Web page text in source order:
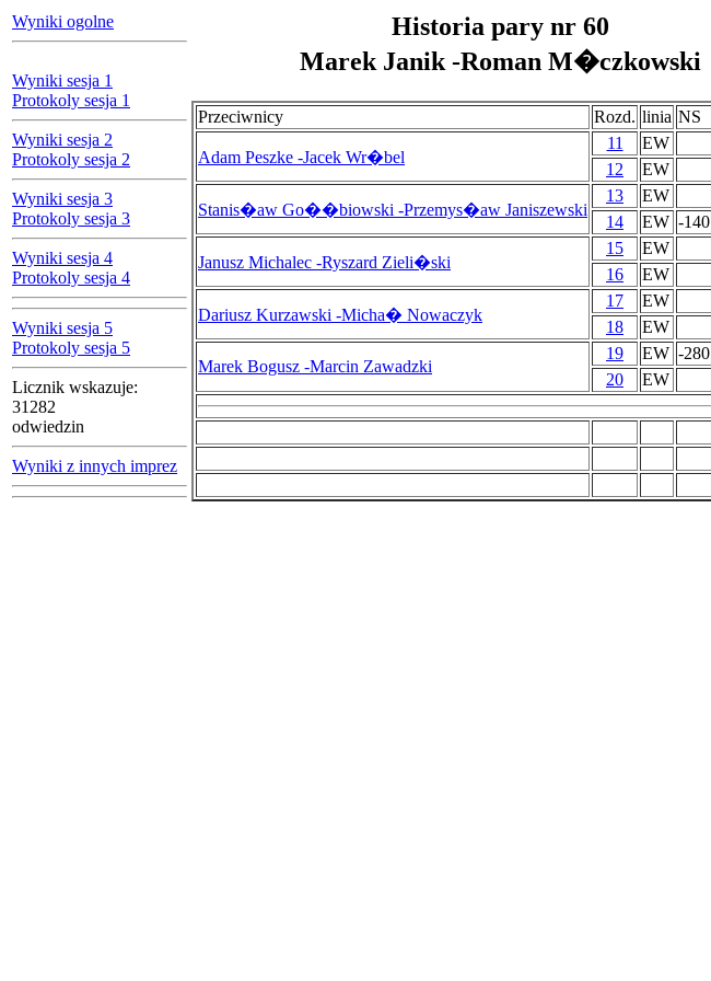
Wyniki ogolne
Wyniki sesja 1
Protokoly sesja 1
Wyniki sesja 2
Protokoly sesja 2
Wyniki sesja 3
Protokoly sesja 3
Wyniki sesja 4
Protokoly sesja 4
Wyniki sesja 5
Protokoly sesja 5
Licznik wskazuje:
31282
odwiedzin
Wyniki z innych imprez
Historia pary nr 60
Marek Janik -Roman M�czkowski
Przeciwnicy Rozd. linia NS
Adam Peszke -Jacek Wr�bel
11 EW
12
EW
Stanis�aw Go��biowski -Przemys�aw Janiszewski
13 EW
14
EW -140
Janusz Michalec -Ryszard Zieli�ski
15 EW
16
EW
Dariusz Kurzawski -Micha� Nowaczyk
17 EW
18
EW
Marek Bogusz -Marcin Zawadzki
19 EW -280
20
EW